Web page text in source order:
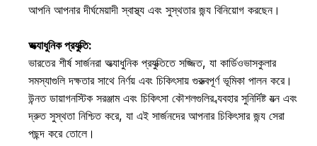
আপনি আপনার দীর্ঘমেয়াদী স্বাস্থ্য এবং সুস্থতার জন্য বিনিয়োগ করছেন।
অত্যাধুনিক প্রযুক্তি:
ভারতের শীর্ষ সার্জনরা অত্যাধুনিক প্রযুক্তিতে সজ্জিত, যা কার্ডিওভাসকুলার
সমস্যাগুলি দক্ষতার সাথে নির্ণয় এবং চিকিৎসায় গুরুত্বপূর্ণ ভূমিকা পালন করে।
উন্নত ডায়াগনস্টিক সরঞ্জাম এবং চিকিৎসা কৌশলগুলির ব্যবহার সুনির্দিষ্ট যত্ন এবং
দ্রুত সুস্থতা নিশ্চিত করে, যা এই সার্জনদের আপনার চিকিৎসার জন্য সেরা
পছন্দ করে তোলে।